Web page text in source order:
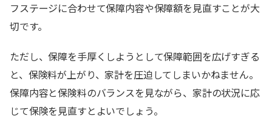
フステージに合わせて保障内容や保障額を見直すことが大
切です。
ただし、保障を手厚くしようとして保障範囲を広げすぎる
と、保険料が上がり、家計を圧迫してしまいかねません。
保障内容と保険料のバランスを見ながら、家計の状況に応
じて保険を見直すとよいでしょう。